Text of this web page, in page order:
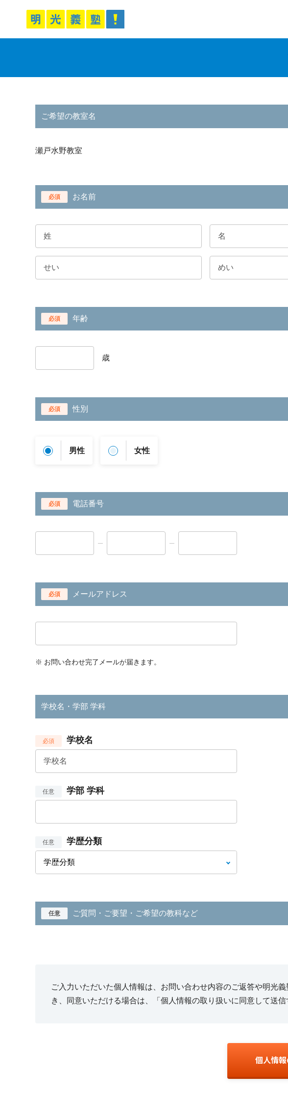
ご希望の教室名
瀬戸水野教室
必須 お名前
必須 年齢
歳
必須 性別
男性 女性
必須 電話番号
必須 メールアドレス
※ お問い合わせ完了メールが届きます。
学校名・学部 学科
必須 学校名
任意 学部 学科
任意 学歴分類
任意 ご質問・ご要望・ご希望の教科など
ご入力いただいた個人情報は、お問い合わせ内容のご返答や明光
き、同意いただける場合は、「個人情報の取り扱いに同意して送信
個人情